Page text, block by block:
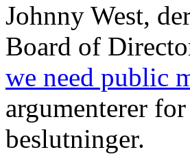
Johnny West,
Board of
we need public
argumenterer
beslutninger.